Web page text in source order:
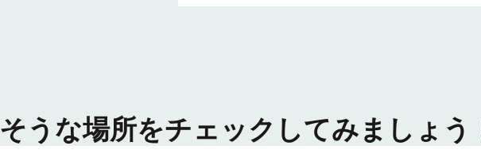
うな場所をチェックしてみましょう